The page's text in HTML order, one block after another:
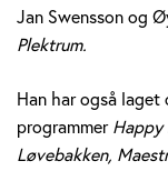
k
H
o
l
Jan Swensson og
Plektrum.
Han har også laget
programmerHappy
Løvebakken,